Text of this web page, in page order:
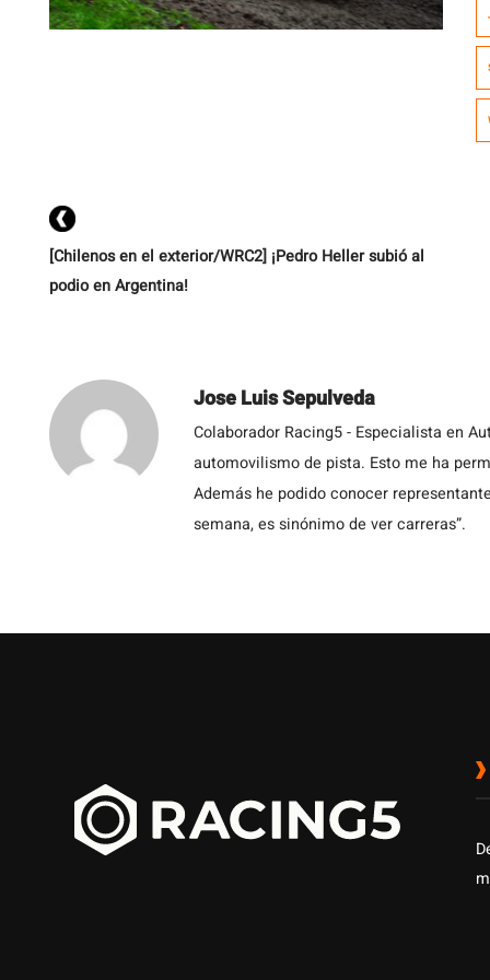
[Chilenos en el exterior/WRC2] ¡Pedro Heller subió al
podio en Argentina!
Jose Luis Sepulveda
Colaborador Racing5 - Especialista en
automovilismo de pista. Esto me ha
Además he podido conocer
semana, es sinónimo de ver carreras”.